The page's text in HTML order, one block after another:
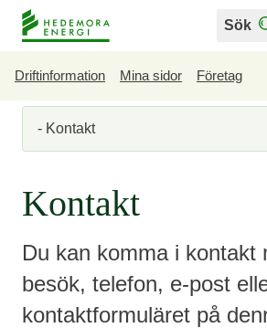
Sök
Driftinformation Mina sidor Företag
Kontakt
Du kan komma i kontakt
besök, telefon, e-post
kontaktformuläret på
Du är här